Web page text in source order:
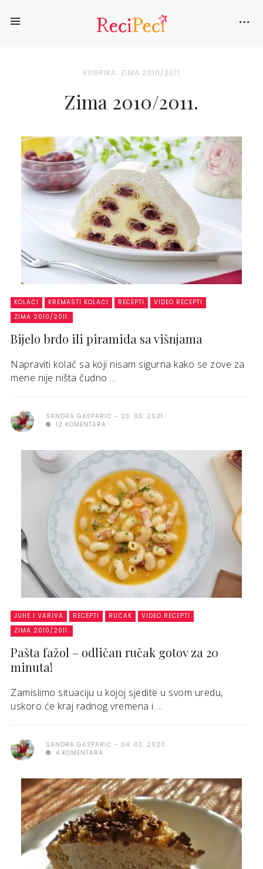
RUBRIKA: ZIMA 2010/2011.
Zima 2010/2011.
KOLAČI KREMASTI KOLAČI RECEPTI
VIDEO RECEPTI
ZIMA 2010/2011.
Bijelo brdo ili piramida sa višnjama
Napraviti kolač sa koji nisam sigurna kako se zove za
mene nije ništa čudno ...
SANDRA GAŠPARIĆ
23. 03. 2021.
12 KOMENTARA
JUHE I VARIVA RECEPTI RUČAK
VIDEO RECEPTI
ZIMA 2010/2011.
Pašta fažol – odličan ručak gotov za 20
minuta!
Zamislimo situaciju u kojoj sjedite u svom uredu,
uskoro će kraj radnog vremena i ...
SANDRA GAŠPARIĆ
04. 03. 2020.
4 KOMENTARA